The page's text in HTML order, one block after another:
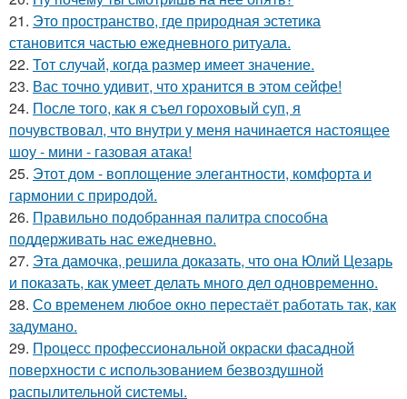
21. Это пространство, где природная эстетика
становится частью ежедневного ритуала.
22. Тот случай, когда размер имеет значение.
23. Вас точно удивит, что хранится в этом сейфе!
24. После того, как я съел гороховый суп, я
почувствовал, что внутри у меня начинается настоящее
шоу - мини - газовая атака!
25. Этот дом - воплощение элегантности, комфорта и
гармонии с природой.
26. Правильно подобранная палитра способна
поддерживать нас ежедневно.
27. Эта дамочка, решила доказать, что она Юлий Цезарь
и показать, как умеет делать много дел одновременно.
28. Со временем любое окно перестаёт работать так, как
задумано.
29. Процесс профессиональной окраски фасадной
поверхности с использованием безвоздушной
распылительной системы.